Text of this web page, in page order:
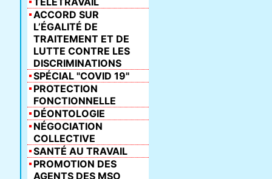
ACCORD SUR
L’ÉGALITÉ DE
TRAITEMENT ET DE
LUTTE CONTRE LES
DISCRIMINATIONS
SPÉCIAL "COVID 19"
PROTECTION
FONCTIONNELLE
DÉONTOLOGIE
NÉGOCIATION
COLLECTIVE
SANTÉ AU TRAVAIL
PROMOTION DES
AGENTS DES MSO